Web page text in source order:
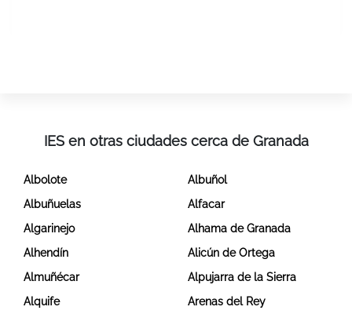
IES en otras ciudades cerca de Granada
Albolote
Albuñol
Albuñuelas
Alfacar
Algarinejo
Alhama de Granada
Alhendín
Alicún de Ortega
Almuñécar
Alpujarra de la Sierra
Alquife
Arenas del Rey